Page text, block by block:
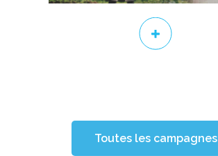
Toutes les campagnes